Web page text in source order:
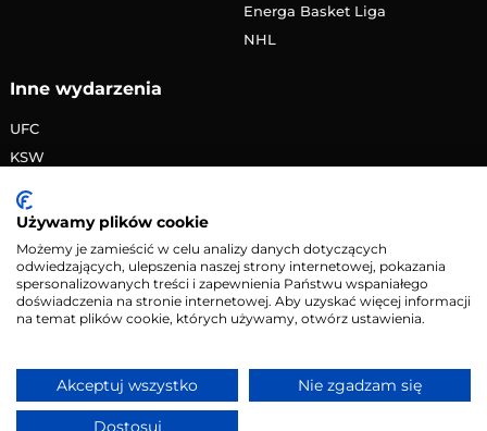
Energa Basket Liga
NHL
Inne wydarzenia
UFC
KSW
PRIME MMA
Żużlowa Ekstraliga
Speedway Grand Prix
Skoki narciarskie
Kontakt•Reklama• Polityka prywatności
Używamy plików cookie
Możemy je zamieścić w celu analizy danych dotyczących
odwiedzających, ulepszenia naszej strony internetowej, pokazania
spersonalizowanych treści i zapewnienia Państwu wspaniałego
doświadczenia na stronie internetowej. Aby uzyskać więcej informacji
na temat plików cookie, których używamy, otwórz ustawienia.
Akceptuj wszystko Nie zgadzam się
Dostosuj